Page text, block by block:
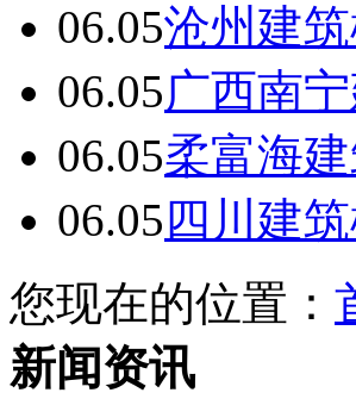
06.05沧州建
06.05广西南
06.05柔富海
06.05 四川建
您现在的位置：
新闻资讯